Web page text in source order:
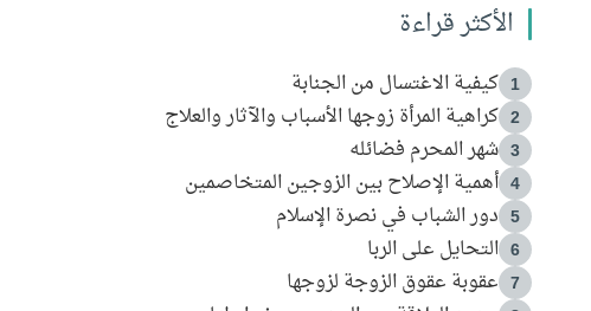
الأكثر قراءة
1 كيفية الاغتسال من الجنابة
2 كراهية المرأة زوجها الأسباب والآثار والعلاج
3 شهر المحرم فضائله
4 أهمية الإصلاح بين الزوجين المتخاصمين
5 دور الشباب في نصرة الإسلام
6 التحايل على الربا
7 عقوبة عقوق الزوجة لزوجها